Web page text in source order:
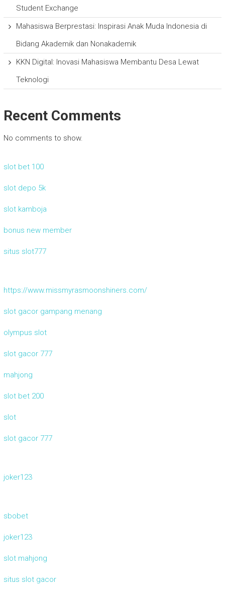
Student Exchange
Mahasiswa Berprestasi: Inspirasi Anak Muda Indonesia di
Bidang Akademik dan Nonakademik
KKN Digital: Inovasi Mahasiswa Membantu Desa Lewat
Teknologi
Recent Comments
No comments to show.
slot bet 100
slot depo 5k
slot kamboja
bonus new member
situs slot777
https://www.missmyrasmoonshiners.com/
slot gacor gampang menang
olympus slot
slot gacor 777
mahjong
slot bet 200
slot
slot gacor 777
joker123
sbobet
joker123
slot mahjong
situs slot gacor